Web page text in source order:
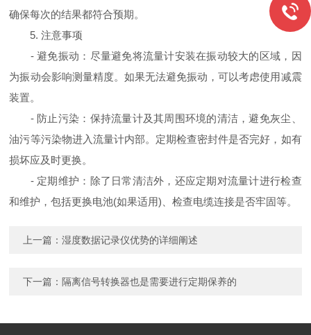
确保每次的结果都符合预期。
5. 注意事项
- 避免振动：尽量避免将流量计安装在振动较大的区域，因
为振动会影响测量精度。如果无法避免振动，可以考虑使用减震
装置。
- 防止污染：保持流量计及其周围环境的清洁，避免灰尘、
油污等污染物进入流量计内部。定期检查密封件是否完好，如有
损坏应及时更换。
- 定期维护：除了日常清洁外，还应定期对流量计进行检查
和维护，包括更换电池(如果适用)、检查电缆连接是否牢固等。
上一篇：湿度数据记录仪优势的详细阐述
下一篇： 隔离信号转换器也是需要进行定期保养的